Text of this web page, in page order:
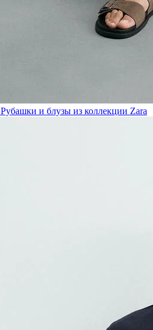
Рубашки и блузы из коллекции Zara